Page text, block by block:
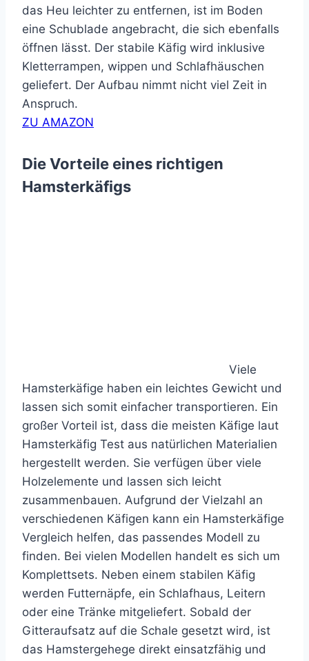
das Heu leichter zu entfernen, ist im Boden
eine Schublade angebracht, die sich ebenfalls
öffnen lässt. Der stabile Käfig wird inklusive
Kletterrampen, wippen und Schlafhäuschen
geliefert. Der Aufbau nimmt nicht viel Zeit in
Anspruch.
ZU AMAZON
Die Vorteile eines richtigen
Hamsterkäfigs
Viele
Hamsterkäfige haben ein leichtes Gewicht und
lassen sich somit einfacher transportieren. Ein
großer Vorteil ist, dass die meisten Käfige laut
Hamsterkäfig Test aus natürlichen Materialien
hergestellt werden. Sie verfügen über viele
Holzelemente und lassen sich leicht
zusammenbauen. Aufgrund der Vielzahl an
verschiedenen Käfigen kann ein Hamsterkäfige
Vergleich helfen, das passendes Modell zu
finden. Bei vielen Modellen handelt es sich um
Komplettsets. Neben einem stabilen Käfig
werden Futternäpfe, ein Schlafhaus, Leitern
oder eine Tränke mitgeliefert. Sobald der
Gitteraufsatz auf die Schale gesetzt wird, ist
das Hamstergehege direkt einsatzfähig und